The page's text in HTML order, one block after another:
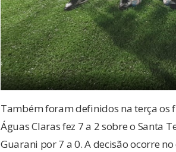
Também foram definidos na terça os
Águas Claras fez 7 a 2 sobre o Santa
Guarani por 7 a 0. A decisão ocorre